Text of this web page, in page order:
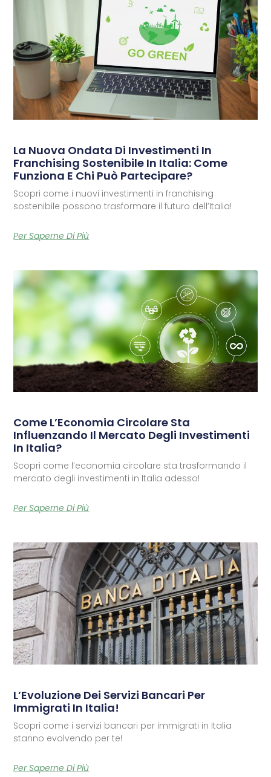
La Nuova Ondata Di Investimenti In
Franchising Sostenibile In Italia: Come
Funziona E Chi Può Partecipare?
Scopri come i nuovi investimenti in franchising
sostenibile possono trasformare il futuro dell’Italia!
Per Saperne Di Più
Come L’Economia Circolare Sta
Influenzando Il Mercato Degli Investimenti
In Italia?
Scopri come l’economia circolare sta trasformando il
mercato degli investimenti in Italia adesso!
Per Saperne Di Più
L’Evoluzione Dei Servizi Bancari Per
Immigrati In Italia!
Scopri come i servizi bancari per immigrati in Italia
stanno evolvendo per te!
Per Saperne Di Più